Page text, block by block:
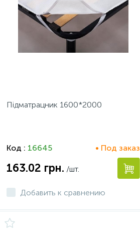
Підматрацник 1600*2000
Код : 16645 • Под заказ
163.02 грн. /шт.
Добавить к сравнению